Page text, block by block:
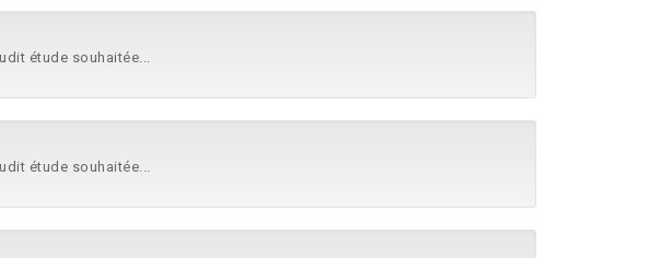
étude souhaitée...
étude souhaitée...